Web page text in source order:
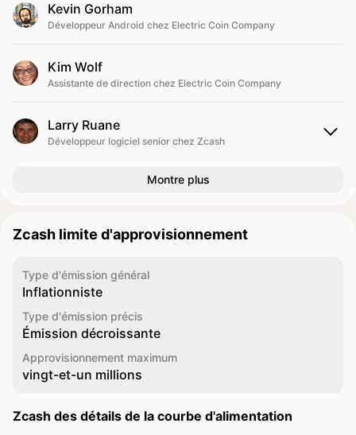
Kevin Gorham
Développeur Android chez Electric Coin Company
Kim Wolf
Assistante de direction chez Electric Coin Company
Larry Ruane
Développeur logiciel senior chez Zcash
Montre plus
Zcash limite d'approvisionnement
Type d'émission général
Inflationniste
Type d'émission précis
Émission décroissante
Approvisionnement maximum
vingt-et-un millions
Zcash des détails de la courbe d'alimentation